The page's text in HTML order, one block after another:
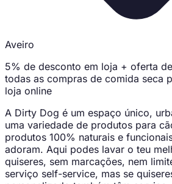
Aveiro
5% de desconto em loja + oferta
todas as compras de comida seca
loja online
A Dirty Dog é um espaço único,
uma variedade de produtos para
produtos 100% naturais e
adoram. Aqui podes lavar o teu
quiseres, sem marcações, nem
serviço self-service, mas se